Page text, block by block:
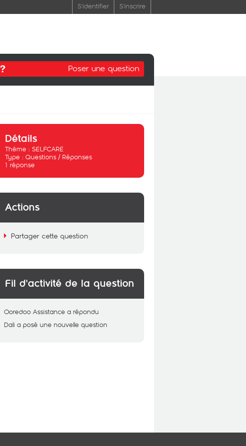
S'identifier S'inscrire
Poser une question
Détails
Thème : SELFCARE
Type : Questions / Réponses
1 réponse
Actions
Partager cette question
Fil d'activité de la question
Ooredoo Assistance a répondu
Dali a posé une nouvelle question